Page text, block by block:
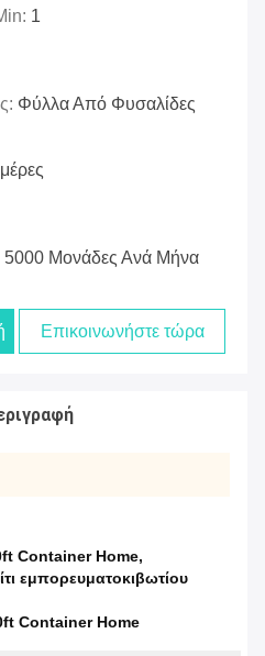
1
Φύλλα Από Φυσαλίδες
5000 Μονάδες Ανά Μήνα
Επικοινωνήστε τώρα
Container Home,
εμπορευματοκιβωτίου
Container Home